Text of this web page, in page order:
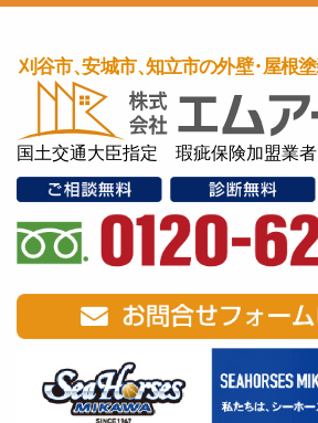
国土交通大臣指定 瑕疵保険加盟業者